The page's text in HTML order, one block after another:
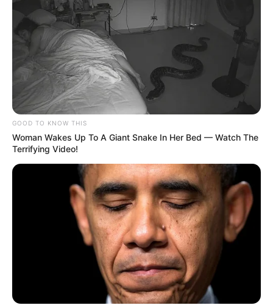
GOOD TO KNOW THIS
Woman Wakes Up To A Giant Snake In Her Bed — Watch The
Terrifying Video!